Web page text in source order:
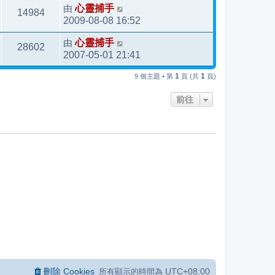
14984 由心靈捕手
2009-08-08 16:52
28602 由心靈捕手
2007-05-01 21:41
9 個主題 • 第 1 頁 (共 1 頁)
前往
所有顯示的時間為 UTC+08:00
刪除 Cookies